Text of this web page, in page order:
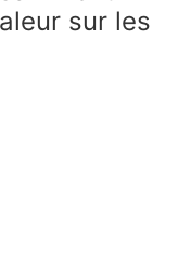
sur les